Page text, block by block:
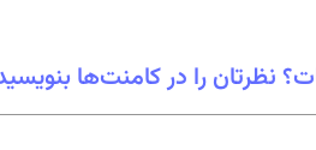
را در کامنت‌ها